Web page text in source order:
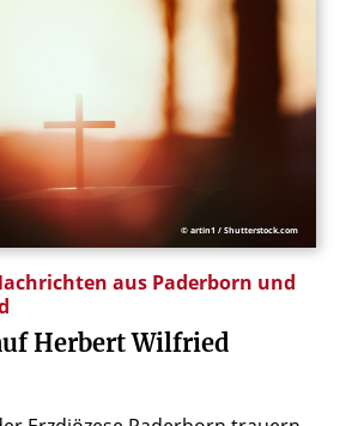
© artin1 / Shutterstock.com
aus Paderborn und
Herbert Wilfried